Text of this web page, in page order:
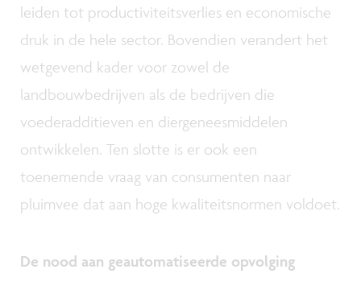
leiden tot productiviteitsverlies en economische
druk in de hele sector. Bovendien verandert het
wetgevend kader voor zowel de
landbouwbedrijven als de bedrijven die
voederadditieven en diergeneesmiddelen
ontwikkelen. Ten slotte is er ook een
toenemende vraag van consumenten naar
pluimvee dat aan hoge kwaliteitsnormen voldoet.
De nood aan geautomatiseerde opvolging